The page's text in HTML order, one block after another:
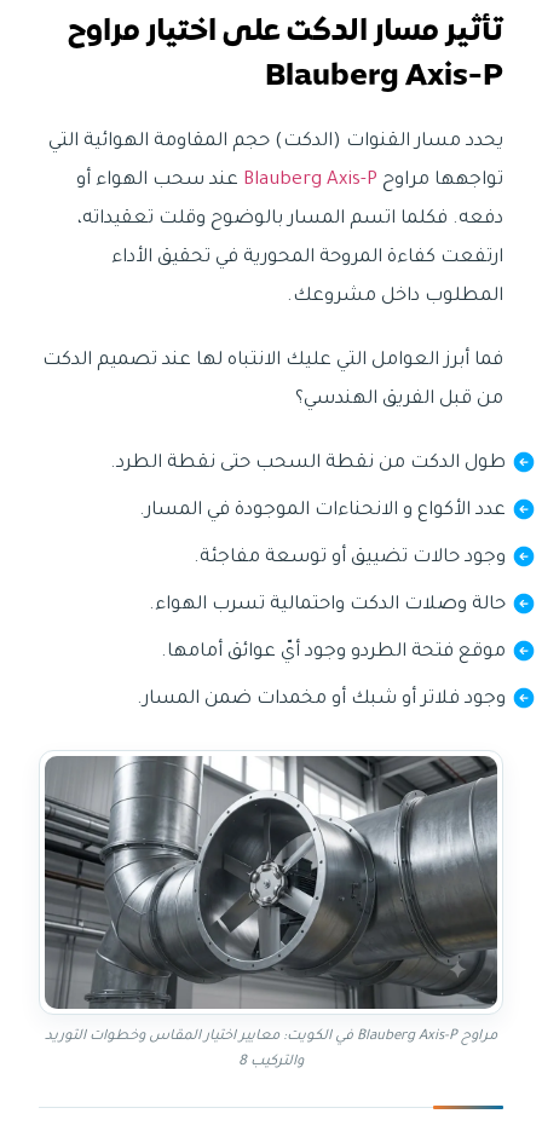
تأثير مسار الدكت على اختيار مراوح
Blauberg Axis-P
يحدد مسار القنوات (الدكت) حجم المقاومة الهوائية التي
تواجهها مراوح
عند سحب الهواء أو
دفعه. فكلما اتسم المسار بالوضوح وقلت تعقيداته،
ارتفعت كفاءة المروحة المحورية في تحقيق الأداء
المطلوب داخل مشروعك.
فما أبرز العوامل التي عليك الانتباه لها عند تصميم الدكت
من قبل الفريق الهندسي؟
طول الدكت من نقطة السحب حتى نقطة الطرد.
عدد الأكواع و الانحناءات الموجودة في المسار.
وجود حالات تضييق أو توسعة مفاجئة.
حالة وصلات الدكت واحتمالية تسرب الهواء.
موقع فتحة الطردو وجود أيّ عوائق أمامها.
وجود فلاتر أو شبك أو مخمدات ضمن المسار.
مراوح Blauberg Axis-P في الكويت: معايير اختيار المقاس وخطوات التوريد
والتركيب 8